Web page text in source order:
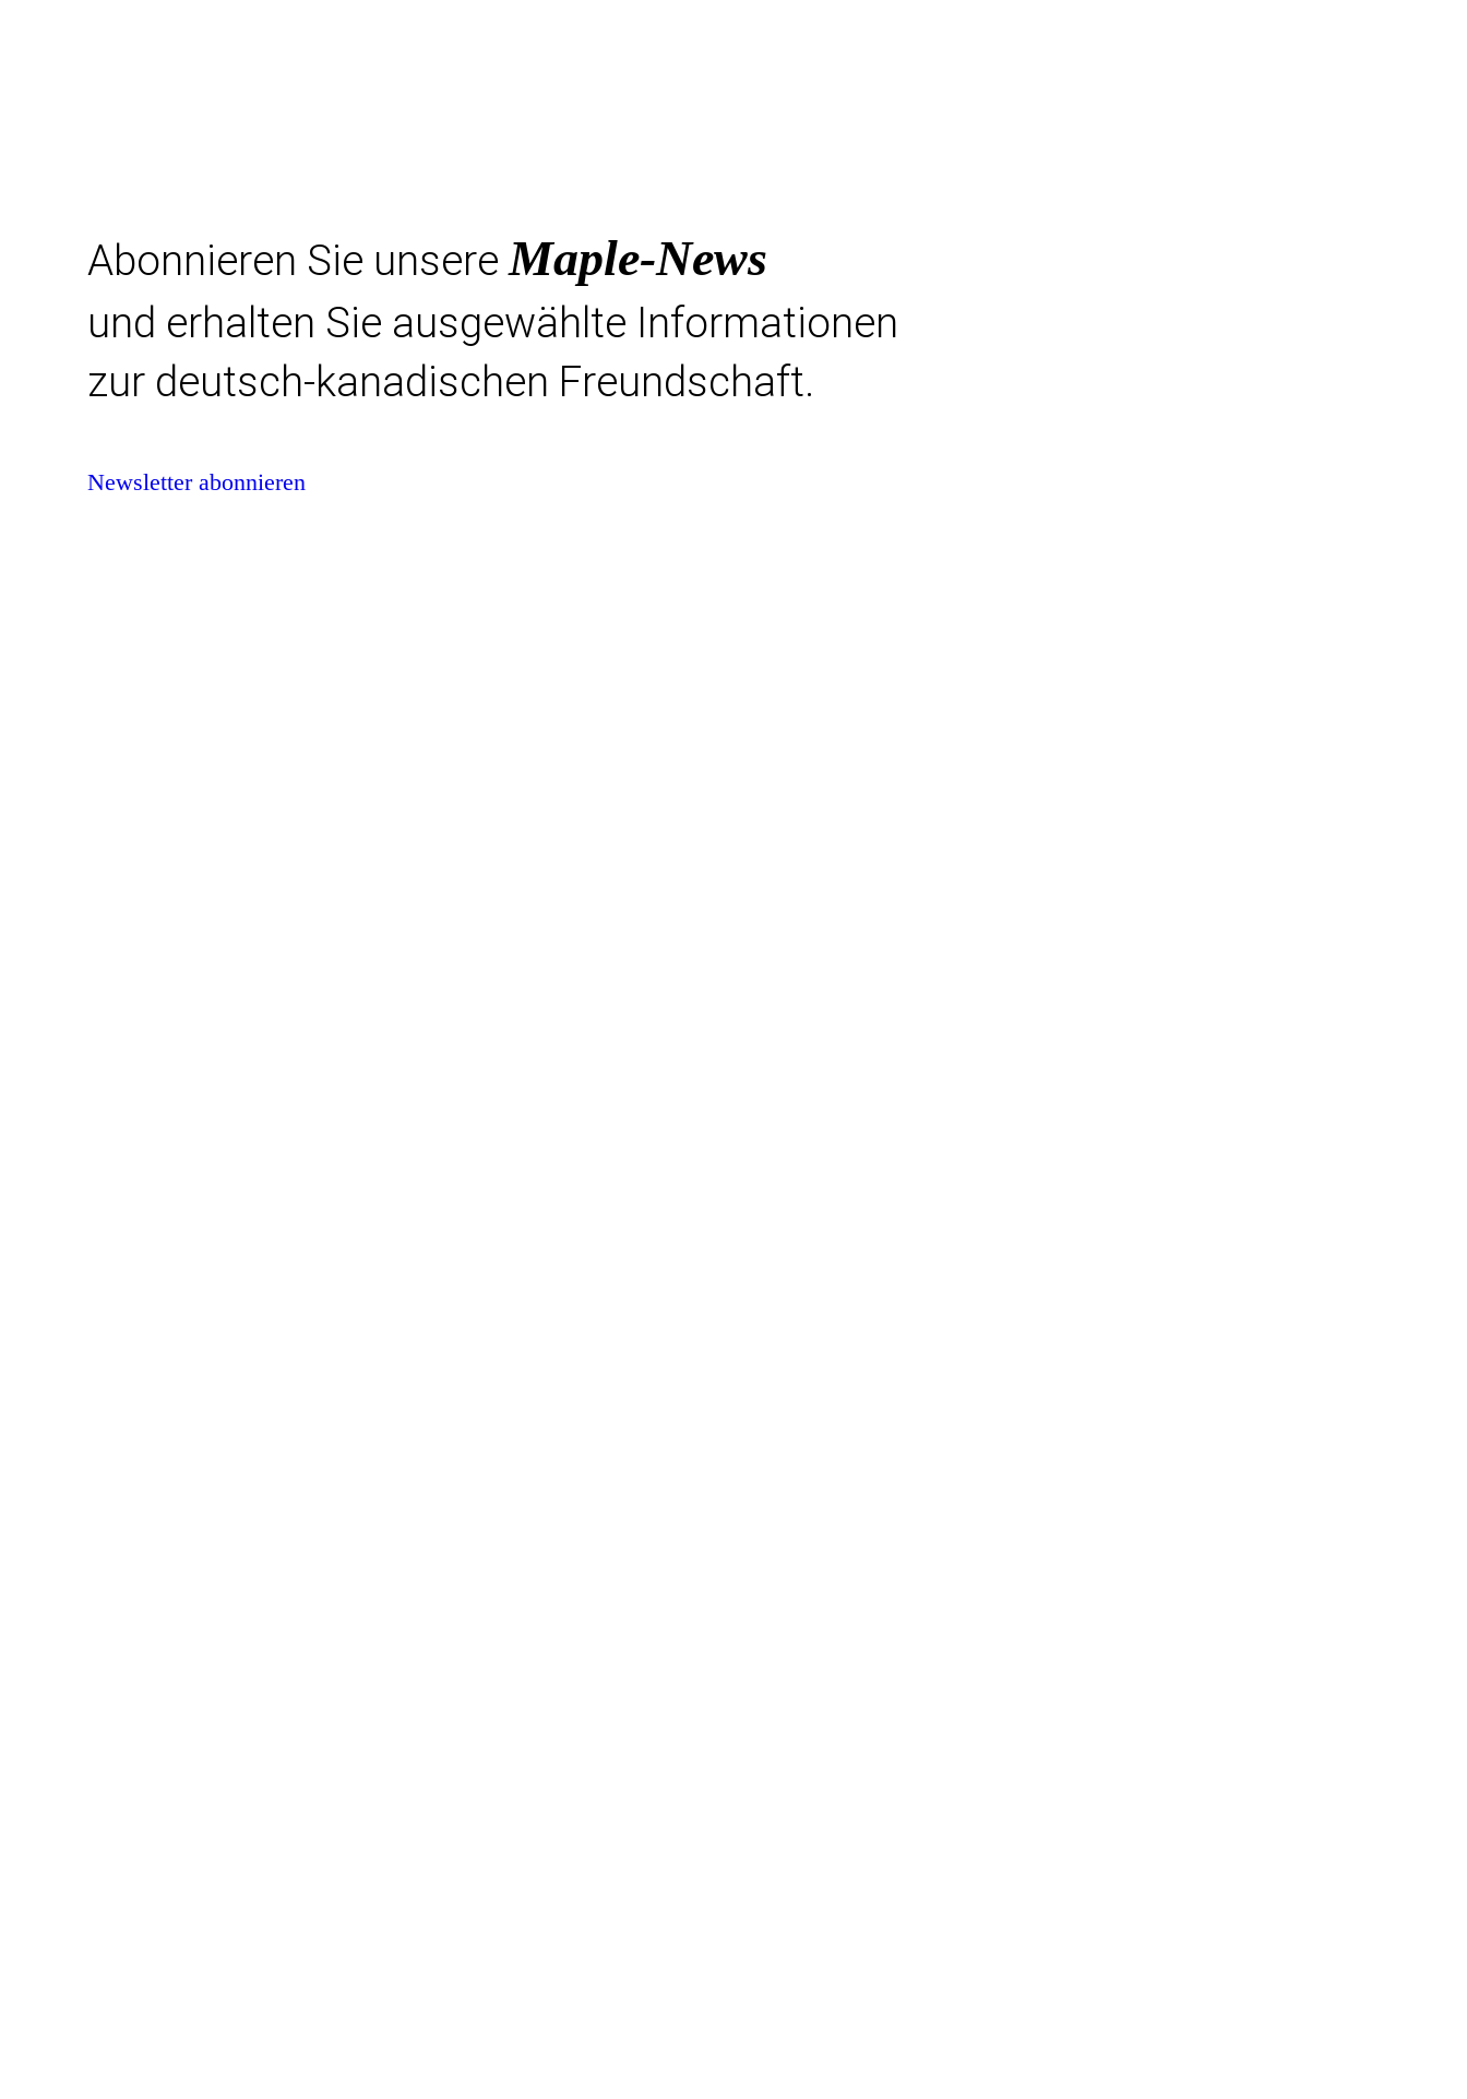
Abonnieren Sie unsereMaple-News
und erhalten Sie ausgewählte Informationen
zur deutsch-kanadischen Freundschaft.
Newsletter abonnieren